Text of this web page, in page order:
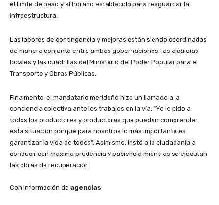
el límite de peso y el horario establecido para resguardar la
infraestructura.
​Las labores de contingencia y mejoras están siendo coordinadas
de manera conjunta entre ambas gobernaciones, las alcaldías
locales y las cuadrillas del Ministerio del Poder Popular para el
Transporte y Obras Públicas.
​Finalmente, el mandatario merideño hizo un llamado a la
conciencia colectiva ante los trabajos en la vía: “Yo le pido a
todos los productores y productoras que puedan comprender
esta situación porque para nosotros lo más importante es
garantizar la vida de todos”. Asimismo, instó a la ciudadanía a
conducir con máxima prudencia y paciencia mientras se ejecutan
las obras de recuperación.
Con información de agencias